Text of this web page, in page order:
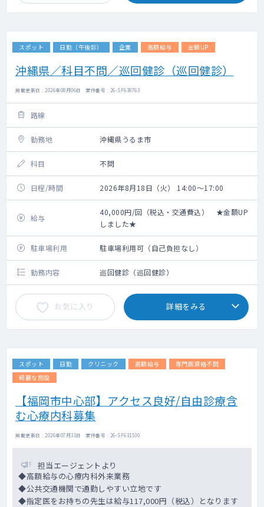
スポット 日勤（午後診） 企業 高額給与 金額UP
沖縄県／科目不問／巡回健診（巡回健診）
掲載更新日 : 2026年08月06日 案件番号 : 26-SF638763
路線
勤務地 沖縄県うるま市
科目 不問
日程/時間 2026年8月18日（火） 14:00～17:00
給与
40,000円/回（税込・交通費込） ★金額UP
しました★
駐車場利用 駐車場利用可（自己負担なし）
勤務内容 巡回健診（巡回健診）
お気に入り 詳細をみる
スポット 日勤 クリニック 高額給与
専門医資格不問
綺麗な施設
【福岡市中心部】アクセス良好/自由診療含
む心療内科募集
掲載更新日 : 2026年07月31日 案件番号 : 26-SF631530
担当エージェントより
◆高額給与の心療内科外来業務
◆公共交通機関で通勤しやすい立地です
◆指定医をお持ちの先生は給与117,000円（税込）となります